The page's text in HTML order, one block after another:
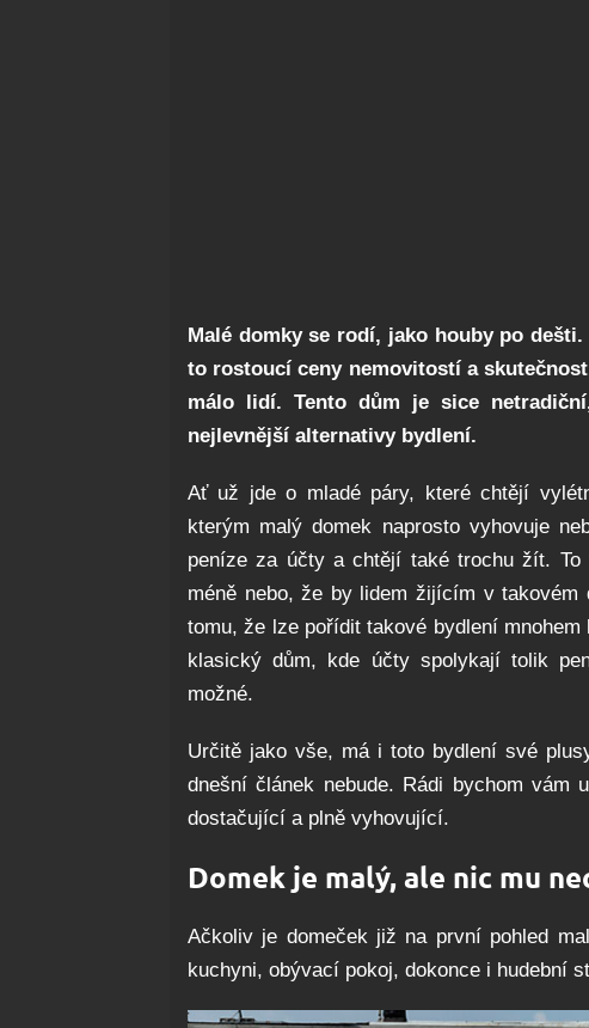
Malé domky se rodí, jako houby po
to rostoucí ceny nemovitostí a
málo lidí. Tento dům je sice
nejlevnější alternativy bydlení.
Ať už jde o mladé páry, které chtějí
kterým malý domek naprosto vyhovuje
peníze za účty a chtějí také trochu žít.
méně nebo, že by lidem žijícím v takovém
tomu, že lze pořídit takové bydlení
klasický dům, kde účty spolykají tolik
možné.
Určitě jako vše, má i toto bydlení své
dnešní článek nebude. Rádi bychom vám
dostačující a plně vyhovující.
Domek je malý, ale nic mu
Ačkoliv je domeček již na první pohled
kuchyni, obývací pokoj, dokonce i hudební